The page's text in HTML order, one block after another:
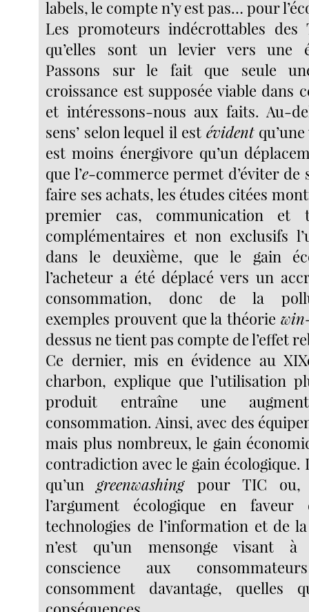
labels, le compte n’y est pas… pour
Les promoteurs indécrottables des
qu’elles sont un levier vers une
Passons sur le fait que seule
croissance est supposée viable dans
et intéressons-nous aux faits. Au-
sens’ selon lequel il estévident
est moins énergivore qu’un
que l’e-commerce permet d’éviter de
faire ses achats, les études citées
premier cas, communication et
complémentaires et non exclusifs
dans le deuxième, que le gain
l’acheteur a été déplacé vers un
consommation, donc de la
exemples prouvent que la théorie
dessus ne tient pas compte de l’effet
Ce dernier, mis en évidence au
charbon, explique que l’utilisation
produit entraîne une
consommation. Ainsi, avec des
mais plus nombreux, le gain
contradiction avec le gain écologique.
qu’ungreenwashingpour TIC ou,
l’argument écologique en faveur
technologies de l’information et de
n’est qu’un mensonge visant
conscience aux
consomment davantage, quelles